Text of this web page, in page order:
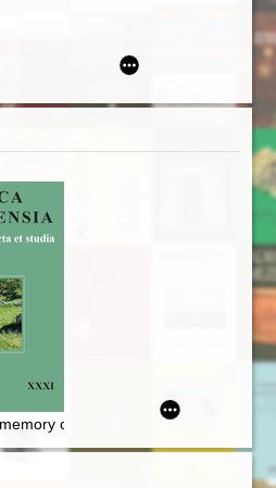
: prestiż finansowy i towarzyski
of "New Turkey"